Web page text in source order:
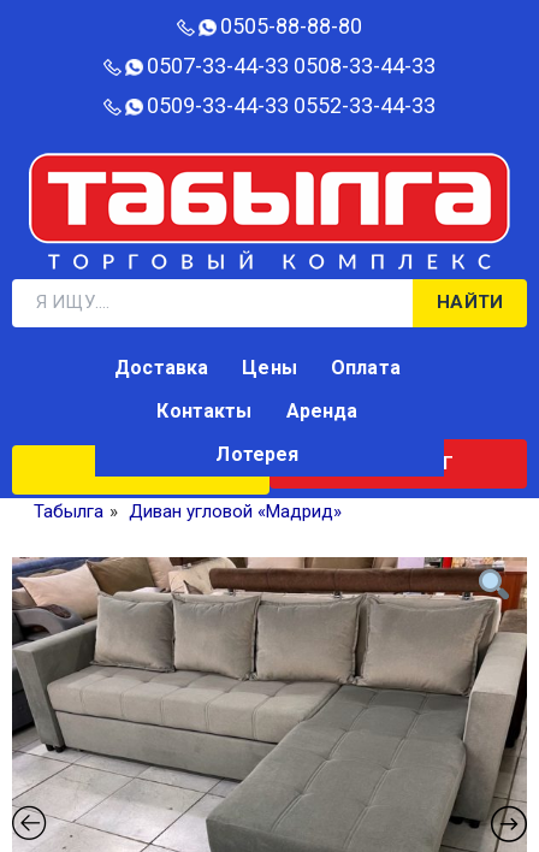
0505-88-88-80‬
0507-33-44-33 0508-33-44-33
0509-33-44-33 0552-33-44-33
НАЙТИ
КАТАЛОГ
Доставка Цены
Оплата
Контакты
Аренда
Лотерея
Табылга » Диван угловой «Мадрид»